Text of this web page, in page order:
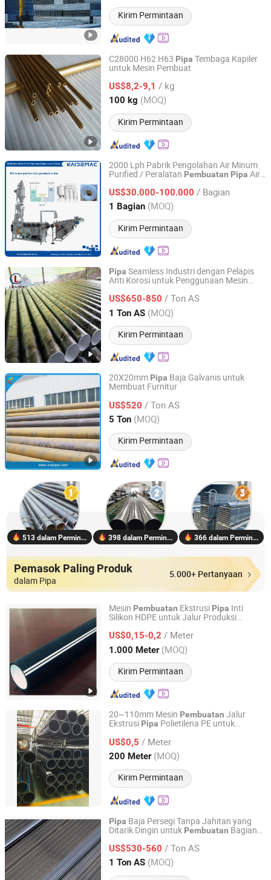
Kirim Permintaan
C28000 H62 H63 Pipa Tembaga Kapiler
untuk Mesin Pembuat
US$8,2-9,1 / kg
100 kg (MOQ)
Kirim Permintaan
Shandong Ying Yi Import and Export Co., Ltd.
Shandong, China Harga mulai 2023
2000 Lph Pabrik Pengolahan Air Minum
Purified / Peralatan Pembuatan Pipa Air
US$30.000-100.000 / Bagian
1 Bagian (MOQ)
Kirim Permintaan
Weifang Kaide Plastics Machinery Co., Ltd.
Shandong, China Harga mulai 2021
Pipa Seamless Industri dengan Pelapis
Anti Korosi untuk Penggunaan Mesin
US$650-850 / Ton AS
1 Ton AS (MOQ)
Kirim Permintaan
Tianjin Lixin Technology Co., Ltd.
Tianjin, China Harga mulai 2026
20X20mm Pipa Baja Galvanis untuk
Membuat Furnitur
US$520 / Ton AS
5 Ton (MOQ)
Kirim Permintaan
Shandong Liaocheng Yuanhetai Steel Products Co., Ltd.
Shandong, China Harga mulai 2017
513 dalam Permintaan 398 dalam Permintaan 366 dalam Permintaan
Pemasok Paling Produk
dalam Pipa
5.000+ Pertanyaan
Mesin Pembuatan Ekstrusi Pipa Inti
Silikon HDPE untuk Jalur Produksi
US$0,15-0,2 / Meter
1.000 Meter (MOQ)
Kirim Permintaan
Casing Screen Pipe Technology (Tianjin) Co.,Ltd.
Tianjin, China Harga mulai 2024
20~110mm Mesin Pembuatan Jalur
Ekstrusi Pipa Polietilena PE untuk
Plastik HDPE
US$0,5 / Meter
200 Meter (MOQ)
Kirim Permintaan
Shandong Jiuzhu New Building Materials Co., Ltd.
Shandong, China Harga mulai 2026
Pipa Baja Persegi Tanpa Jahitan yang
Ditarik Dingin untuk Pembuatan Bagian
US$530-560 / Ton AS
1 Ton AS (MOQ)
Hebei Rongbao Import and Export Trade Co., Ltd
Hebei, China Harga mulai 2026